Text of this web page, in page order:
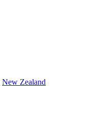
New Zealand